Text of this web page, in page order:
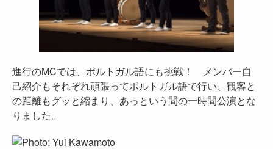
進行のMCでは、ポルトガル語にも挑戦！ メンバー自
己紹介もそれぞれ頑張ってポルトガル語で行い、観客と
の距離もグッと縮まり、あっという間の一時間公演とな
りました。